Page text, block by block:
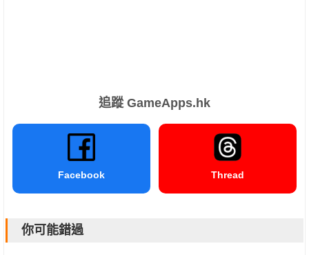
追蹤 GameApps.hk
Facebook Thread
你可能錯過